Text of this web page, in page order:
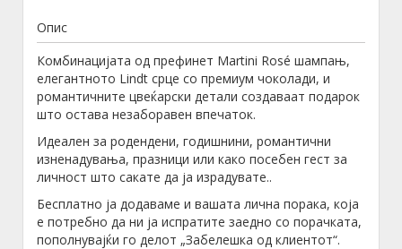
Опис
Комбинацијата од префинет Martini Rosé шампањ,
елегантното Lindt срце со премиум чоколади, и
романтичните цвеќарски детали создаваат подарок
што остава незаборавен впечаток.
Идеален за родендени, годишнини, романтични
изненадувања, празници или како посебен гест за
личност што сакате да ја израдувате..
Бесплатно ја додаваме и вашата лична порака, која
е потребно да ни ја испратите заедно со порачката,
пополнувајќи го делот „Забелешка од клиентот“.